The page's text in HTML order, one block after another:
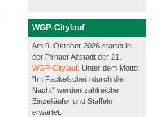
WGP-Citylauf
Am 9. Oktober 2026 startet in
der Pirnaer Altstadt der 21.
WGP-Citylauf . Unter dem Motto
"Im Fackelschein durch die
Nacht" werden zahlreiche
Einzelläufer und Staffeln
erwartet.